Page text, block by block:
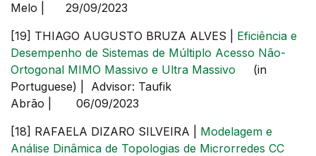
Melo | 29/09/2023
[19] THIAGO AUGUSTO BRUZA ALVES | Eficiência e
Desempenho de Sistemas de Múltiplo Acesso Não-
Ortogonal MIMO Massivo e Ultra Massivo
(in
Portuguese) | Advisor: Taufik
Abrão | 06/09/2023
[18] RAFAELA DIZARO SILVEIRA | Modelagem e
Análise Dinâmica de Topologias de Microrredes CC